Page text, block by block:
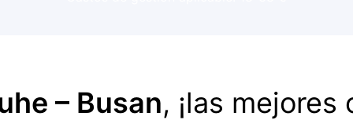
– Busan, ¡las mejores